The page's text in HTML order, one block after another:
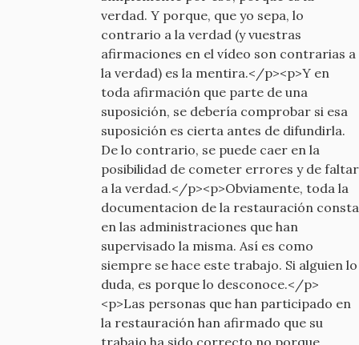
verdad. Y porque, que yo sepa, lo
contrario a la verdad (y vuestras
afirmaciones en el vídeo son contrarias a
la verdad) es la mentira.</p><p>Y en
toda afirmación que parte de una
suposición, se debería comprobar si esa
suposición es cierta antes de difundirla.
De lo contrario, se puede caer en la
posibilidad de cometer errores y de faltar
a la verdad.</p><p>Obviamente, toda la
documentacion de la restauración consta
en las administraciones que han
supervisado la misma. Así es como
siempre se hace este trabajo. Si alguien lo
duda, es porque lo desconoce.</p>
<p>Las personas que han participado en
la restauración han afirmado que su
trabajo ha sido correcto no porque